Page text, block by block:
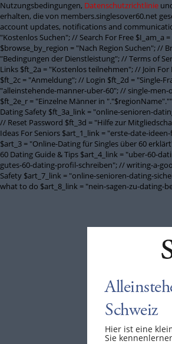
Nutzungsbedingungen, Datenschutzrichtlinie
erhalten, die von members.singlesover60.net
account updates, notifications and
"Kostenlos Suchen"; // Search For Free $I_am_a
$browse_by_region = "Nach Region Suchen"; //
"Bedingungen der Dienstleistung"; // Terms of
Links $ft_2a = "Kostenlos teilnehmen"; // Join
$ft_2c = "Anmeldung"; // Login $ft_2d = "Single-
"alleinstehende-manner-uber-60"; // single-
$ft_2e_r = "Einzelne Männer in
Dating Safety $ft_3a_link = "online-senioren-
// Reset Password $ft_3d = "Hilfe zur
Ideas For Seniors $art_1_link = "erste-date-
$art_3 = "Online-Dating für Singles über 60
60 Dating Guide & Tips $art_4_link = "uber-60-
gutes-60-dating-profil-schreiben"; // writing-a-
Safety $art_7_link = "online-senioren-dating-
what to do $art_8_link = "nein-sagen-zu-dating-
Schweiz
Hier ist eine
Sie